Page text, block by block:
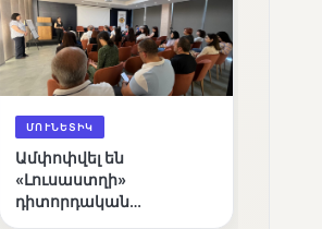
ՄՈՒՆԵՏԻԿ
Ամփոփվել են
«Լուսաստղի»
դիտորդական